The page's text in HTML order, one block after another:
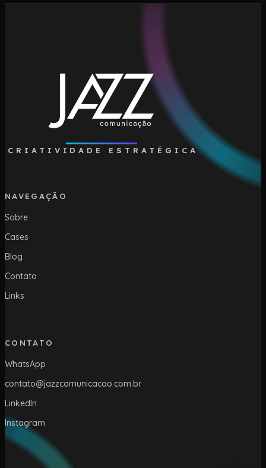
CRIATIVIDADE ESTRATÉGICA
NAVEGAÇÃO
Sobre
Cases
Blog
Contato
Links
CONTATO
WhatsApp
contato@jazzcomunicacao.com.br
LinkedIn
Instagram